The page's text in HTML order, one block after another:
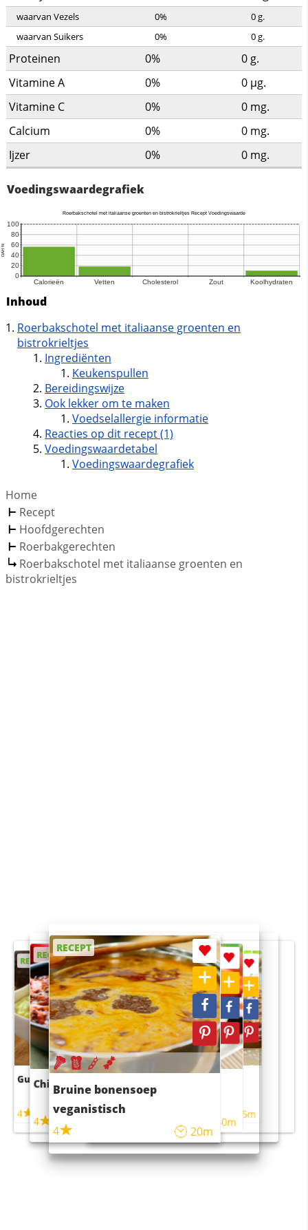
waarvan Vezels 0% 0g.
waarvan Suikers
0% 0g.
Proteinen 0% 0 g.
Vitamine A
0% 0 µg.
Vitamine C
0% 0 mg.
Calcium
0% 0 mg.
Ijzer
0% 0 mg.
Voedingswaardegrafiek
Inhoud
Roerbakschotel met italiaanse groenten en
bistrokrieltjes
Ingrediënten
Keukenspullen
Bereidingswijze
Ook lekker om te maken
Voedselallergie informatie
Reacties op dit recept (1)
Voedingswaardetabel
Voedingswaardegrafiek
Home
Recept
Hoofdgerechten
Roerbakgerechten
Roerbakschotel met italiaanse groenten en
bistrokrieltjes
RECEPT
Guacamole
4
RECEPT
Chili con carne
4 45m
RECEPT
Bruine bonensoep
veganistisch
4
20m
RECEPT
Sushi rijstsalade
maaltijdsalade
40m
RECEPT
4 55m